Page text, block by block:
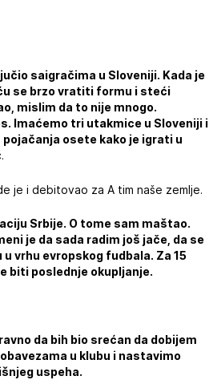
saigračima u Sloveniji. Kada je
se brzo vratiti formu i steći
mislim da to nije mnogo.
Imaćemo tri utakmice u Sloveniji i
osete kako je igrati u
je i debitovao za A tim naše zemlje.
Srbije. O tome sam maštao.
je da sada radim još jače, da se
vrhu evropskog fudbala. Za 15
biti poslednje okupljanje.
da bih bio srećan da dobijem
u klubu i nastavimo
uspeha.